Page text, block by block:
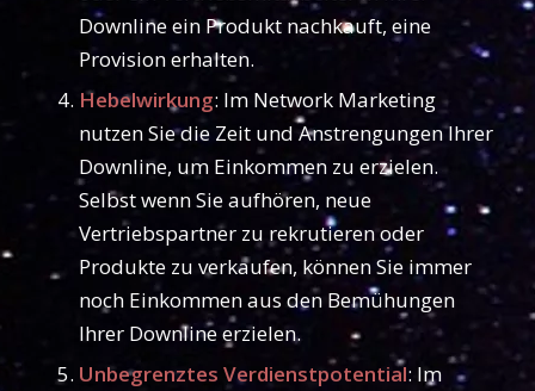
Downline ein Produkt nachkauft, eine
Provision erhalten.
Hebelwirkung: Im Network Marketing
nutzen Sie die Zeit und Anstrengungen Ihrer
Downline, um Einkommen zu erzielen.
Selbst wenn Sie aufhören, neue
Vertriebspartner zu rekrutieren oder
Produkte zu verkaufen, können Sie immer
noch Einkommen aus den Bemühungen
Ihrer Downline erzielen.
Unbegrenztes Verdienstpotential: Im